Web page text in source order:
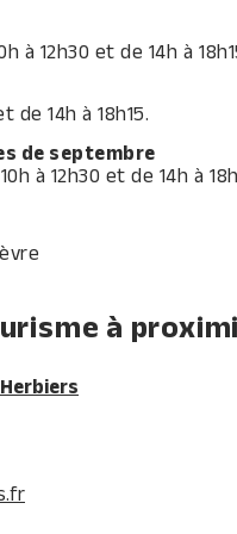
à 12h30 et de 14h à
de 14h à 18h15.
de septembre
à 12h30 et de 14h à
à